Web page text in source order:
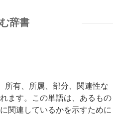
辞書
所有、所属、部分、関連性な
ます。この単語は、あるもの
関連しているかを示すために